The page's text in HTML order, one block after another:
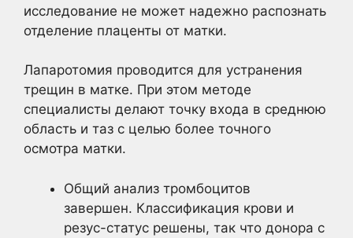
исследование не может надежно распознать
отделение плаценты от матки.
Лапаротомия проводится для устранения
трещин в матке. При этом методе
специалисты делают точку входа в среднюю
область и таз с целью более точного
осмотра матки.
Общий анализ тромбоцитов
завершен. Классификация крови и
резус-статус решены, так что донора с